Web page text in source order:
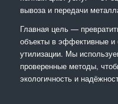
вывоза и передачи
Главная цель —
объекты в эффективные и
утилизации. Мы
проверенные методы,
экологичность и